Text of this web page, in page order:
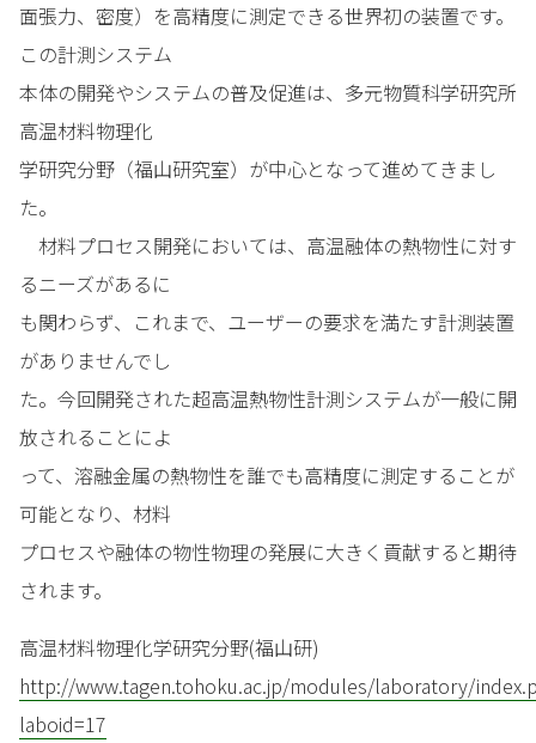
面張力、密度）を高精度に測定できる世界初の装置です。
この計測システム
本体の開発やシステムの普及促進は、多元物質科学研究所
高温材料物理化
学研究分野（福山研究室）が中心となって進めてきまし
た。
材料プロセス開発においては、高温融体の熱物性に対す
るニーズがあるに
も関わらず、これまで、ユーザーの要求を満たす計測装置
がありませんでし
た。今回開発された超高温熱物性計測システムが一般に開
放されることによ
って、溶融金属の熱物性を誰でも高精度に測定することが
可能となり、材料
プロセスや融体の物性物理の発展に大きく貢献すると期待
されます。
高温材料物理化学研究分野(福山研)
http://www.tagen.tohoku.ac.jp/modules/laboratory/
laboid=17